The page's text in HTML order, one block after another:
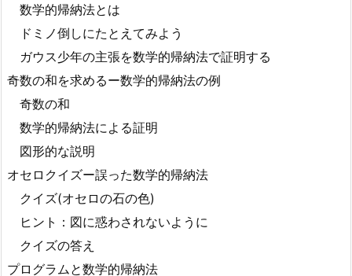
数学的帰納法とは
ドミノ倒しにたとえてみよう
ガウス少年の主張を数学的帰納法で証明する
奇数の和を求めるー数学的帰納法の例
奇数の和
数学的帰納法による証明
図形的な説明
オセロクイズー誤った数学的帰納法
クイズ(オセロの石の色)
ヒント：図に惑わされないように
クイズの答え
プログラムと数学的帰納法